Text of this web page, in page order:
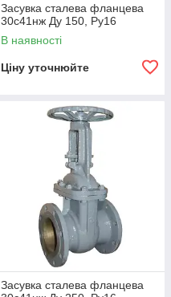
Засувка сталева фланцева
30с41нж Ду 150, Ру16
В наявності
Ціну уточнюйте
Засувка сталева фланцева